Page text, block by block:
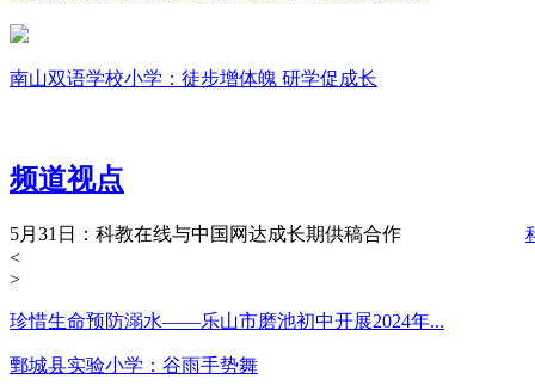
南山双语学校小学：徒步增体魄 研学促成长
频道视点
5月31日：科教在线与中国网达成长期供稿合作
<
>
珍惜生命预防溺水——乐山市磨池初中开展2024年...
鄄城县实验小学：谷雨手势舞